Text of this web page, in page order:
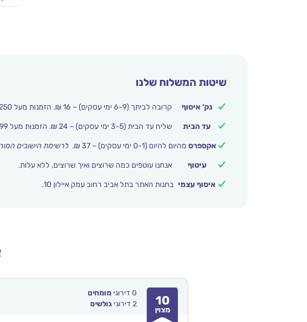
שיטות המשלוח שלנו
נק’ איסוף קרובה לביתך (6-9 ימי עסקים) – 16 ₪. הזמנות מעל 250 ₪ משלוח חינם.
עד הבית שליח עד הבית (3-5 ימי עסקים) – 24 ₪. הזמנות מעל 399 ₪ משלוח חינם.
אקספרס מהיום להיום (0-1 ימי עסקים) – 37 ₪. לרשימת הישובים
עיטוף אנחנו עוטפים כמה שרוצים ואיך שרוצים, ללא עלות.
איסוף עצמי בחנות האתר בתל אביב רחוב עמק איילון 10.
10
מצוין
0 דירוגימומחים
2 דירוגיגולשים